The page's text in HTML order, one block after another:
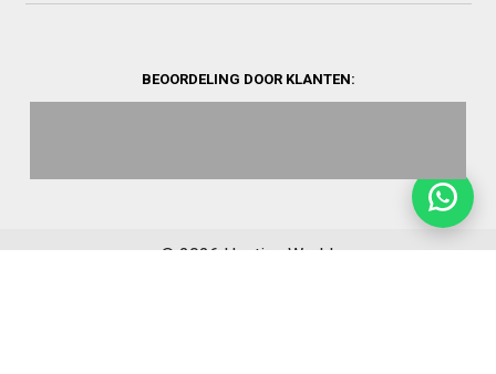
BEOORDELING DOOR KLANTEN:
©2026Heating World.